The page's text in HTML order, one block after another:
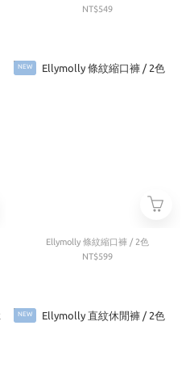
NT$549
NEW
Ellymolly 條紋縮口褲 / 2色
NT$599
NEW